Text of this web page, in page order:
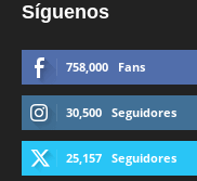
Síguenos
758,000 Fans
30,500 Seguidores
25,157 Seguidores